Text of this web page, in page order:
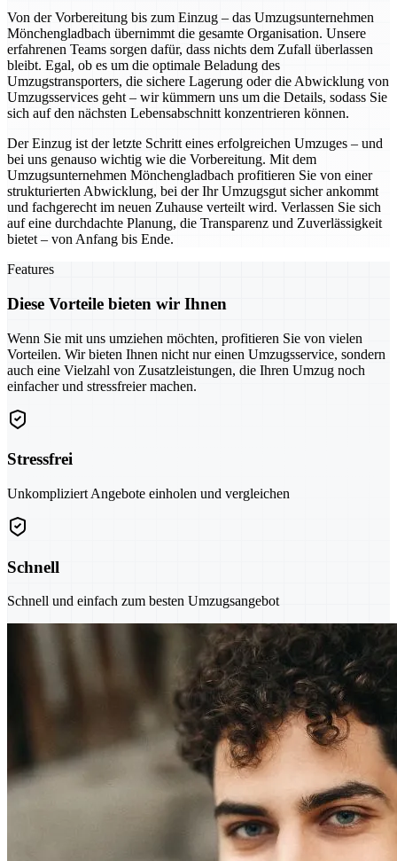
Von der Vorbereitung bis zum Einzug – das Umzugsunternehmen
Mönchengladbach übernimmt die gesamte Organisation. Unsere
erfahrenen Teams sorgen dafür, dass nichts dem Zufall überlassen
bleibt. Egal, ob es um die optimale Beladung des
Umzugstransporters, die sichere Lagerung oder die Abwicklung von
Umzugsservices geht – wir kümmern uns um die Details, sodass Sie
sich auf den nächsten Lebensabschnitt konzentrieren können.
Der Einzug ist der letzte Schritt eines erfolgreichen Umzuges – und
bei uns genauso wichtig wie die Vorbereitung. Mit dem
Umzugsunternehmen Mönchengladbach profitieren Sie von einer
strukturierten Abwicklung, bei der Ihr Umzugsgut sicher ankommt
und fachgerecht im neuen Zuhause verteilt wird. Verlassen Sie sich
auf eine durchdachte Planung, die Transparenz und Zuverlässigkeit
bietet – von Anfang bis Ende.
Features
Diese Vorteile bieten wir Ihnen
Wenn Sie mit uns umziehen möchten, profitieren Sie von vielen
Vorteilen. Wir bieten Ihnen nicht nur einen Umzugsservice, sondern
auch eine Vielzahl von Zusatzleistungen, die Ihren Umzug noch
einfacher und stressfreier machen.
Stressfrei
Unkompliziert Angebote einholen und vergleichen
Schnell
Schnell und einfach zum besten Umzugsangebot